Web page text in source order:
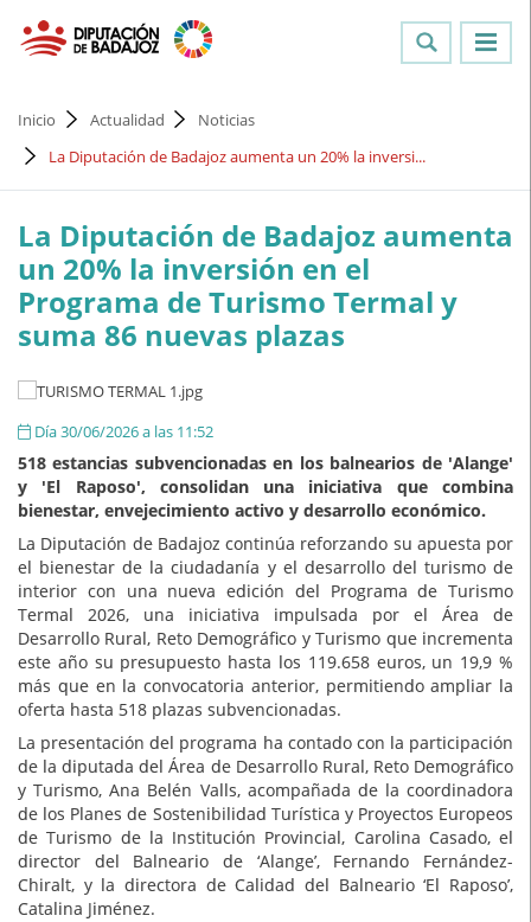
Inicio Actualidad
Noticias
La Diputación de Badajoz aumenta un 20% la inversi...
La Diputación de Badajoz aumenta
un 20% la inversión en el
Programa de Turismo Termal y
suma 86 nuevas plazas
Día 30/06/2026 a las 11:52
518 estancias subvencionadas en los balnearios de 'Alange'
y 'El Raposo', consolidan una iniciativa que combina
bienestar, envejecimiento activo y desarrollo económico.
La Diputación de Badajoz continúa reforzando su apuesta por
el bienestar de la ciudadanía y el desarrollo del turismo de
interior con una nueva edición del Programa de Turismo
Termal 2026, una iniciativa impulsada por el Área de
Desarrollo Rural, Reto Demográfico y Turismo que incrementa
este año su presupuesto hasta los 119.658 euros, un 19,9 %
más que en la convocatoria anterior, permitiendo ampliar la
oferta hasta 518 plazas subvencionadas.
La presentación del programa ha contado con la participación
de la diputada del Área de Desarrollo Rural, Reto Demográfico
y Turismo, Ana Belén Valls, acompañada de la coordinadora
de los Planes de Sostenibilidad Turística y Proyectos Europeos
de Turismo de la Institución Provincial, Carolina Casado, el
director del Balneario de ‘Alange’, Fernando Fernández-
Chiralt, y la directora de Calidad del Balneario ‘El Raposo’,
Catalina Jiménez.